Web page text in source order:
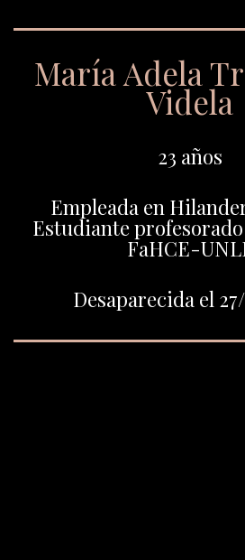
María Adela
Videla
23 años
Empleada en
Estudiante
FaHCE-
Desaparecida el